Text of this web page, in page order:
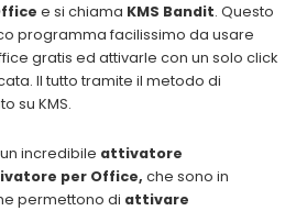
e si chiama KMS Bandit. Questo
programma facilissimo da usare
gratis ed attivarle con un solo click
Il tutto tramite il metodo di
su KMS.
incredibile attivatore
per Office, che sono in
permettono di attivare